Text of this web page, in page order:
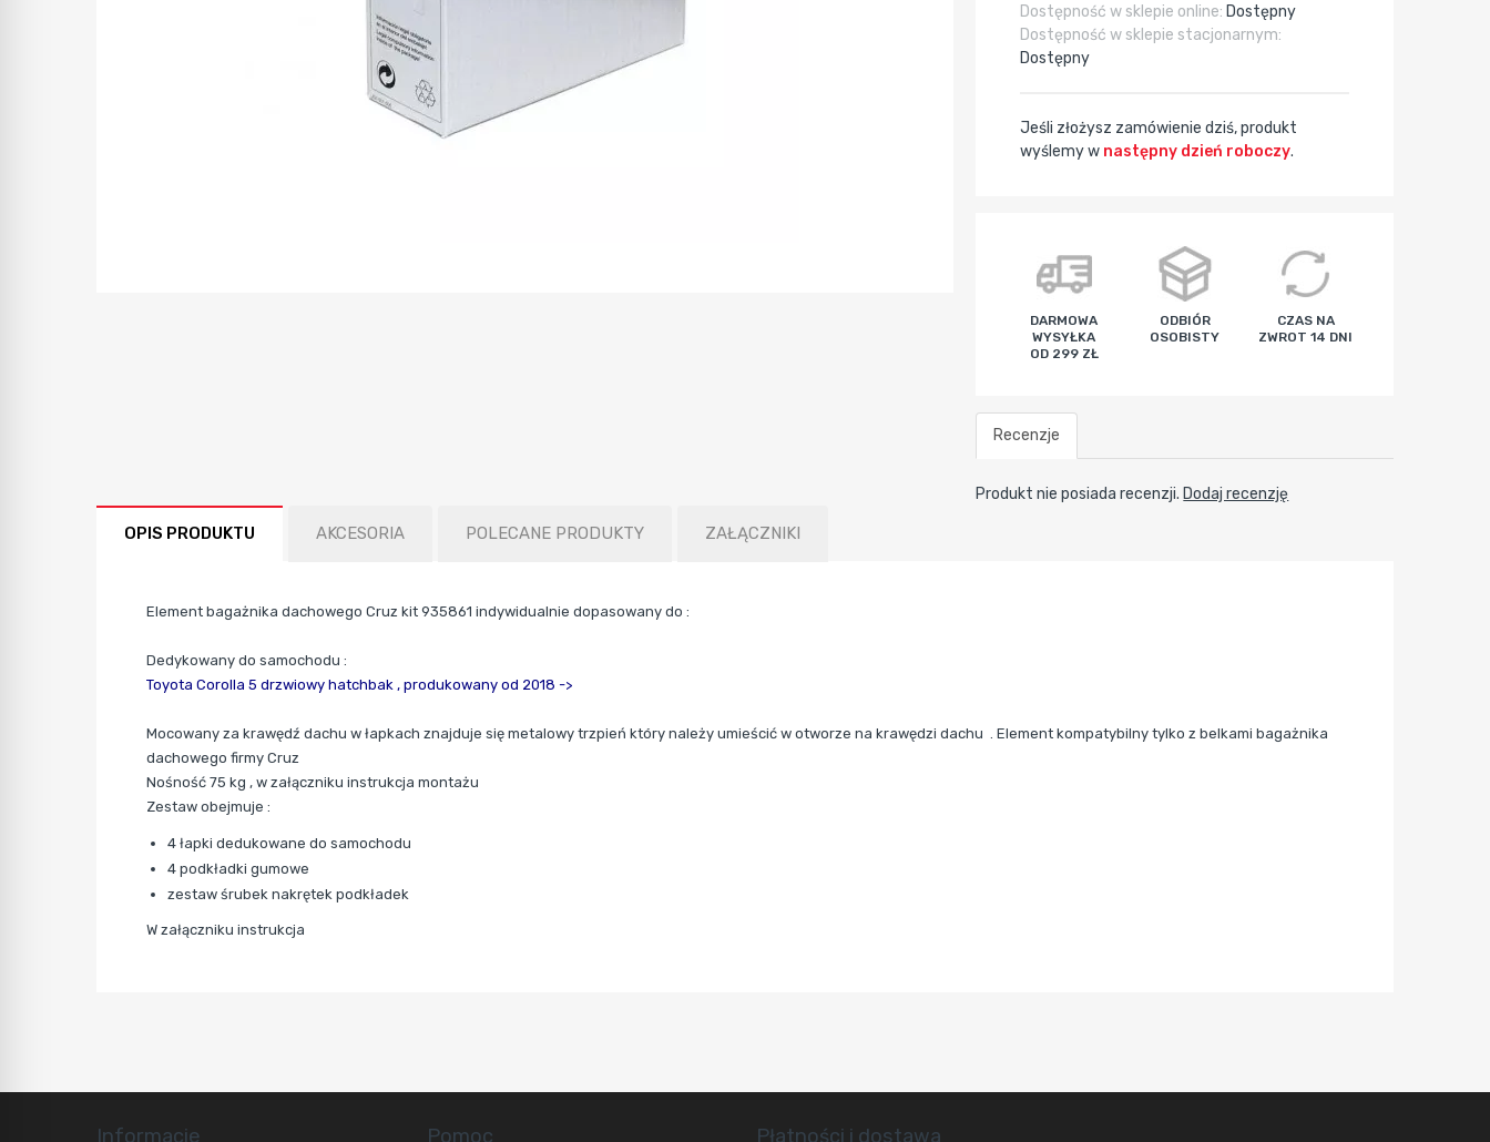
Dostępność w sklepie online: Dostępny
Dostępność w sklepie stacjonarnym:
Dostępny
Jeśli złożysz zamówienie dziś, produkt
wyślemy w następny dzień roboczy.
DARMOWA
WYSYŁKA
OD 299 ZŁ
ODBIÓR
OSOBISTY
CZAS NA
ZWROT 14 DNI
Recenzje
Produkt nie posiada recenzji. Dodaj recenzję
OPIS PRODUKTU AKCESORIA POLECANE PRODUKTY ZAŁĄCZNIKI
Element bagażnika dachowego Cruz kit 935861 indywidualnie dopasowany do :
Dedykowany do samochodu :
Toyota Corolla 5 drzwiowy hatchbak , produkowany od 2018 ->
Mocowany za krawędź dachu w łapkach znajduje się metalowy trzpień który należy umieścić w otworze na krawędzi dachu . Element kompatybilny tylko z belkami bagażnika
dachowego firmy Cruz
Nośność 75 kg , w załączniku instrukcja montażu
Zestaw obejmuje :
4 łapki dedukowane do samochodu
4 podkładki gumowe
zestaw śrubek nakrętek podkładek
W załączniku instrukcja
Informacje Pomoc Płatności i dostawa